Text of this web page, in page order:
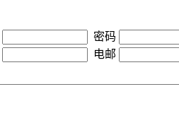
密码
电邮